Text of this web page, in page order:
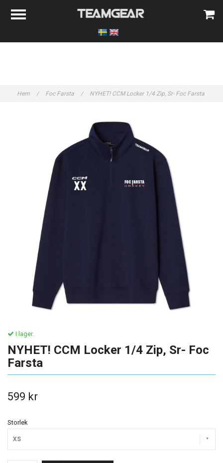
Hem / Foc Farsta / NYHET! CCM Locker 1/4 Zip, Sr- Foc Farsta
I lager.
NYHET! CCM Locker 1/4 Zip, Sr- Foc
Farsta
599 kr
Storlek
XS